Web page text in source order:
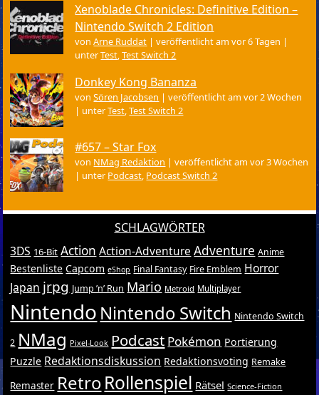
Xenoblade Chronicles: Definitive Edition –
Nintendo Switch 2 Edition
vonArne Ruddat |veröffentlicht am vor 6 Tagen |
unterTest,Test Switch 2
Donkey Kong Bananza
vonSören Jacobsen |veröffentlicht am vor 2 Wochen
| unterTest,Test Switch 2
#657 – Star Fox
von NMag Redaktion |veröffentlicht am vor 3 Wochen
| unter Podcast, Podcast Switch 2
SCHLAGWÖRTER
3DS 16-Bit Action Action-Adventure Adventure Anime
Bestenliste Capcom eShop Final Fantasy Fire Emblem Horror
Japan jrpg Jump ’n’ Run Mario Metroid Multiplayer
Nintendo Nintendo Switch Nintendo Switch
2 NMag Pixel-Look Podcast Pokémon Portierung
Puzzle Redaktionsdiskussion Redaktionsvoting Remake
Remaster RetroRollenspiel Rätsel Science-Fiction